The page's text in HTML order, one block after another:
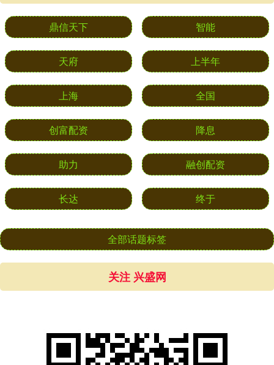
鼎信天下 智能
天府 上半年
上海 全国
创富配资 降息
助力 融创配资
长达 终于
全部话题标签
关注 兴盛网